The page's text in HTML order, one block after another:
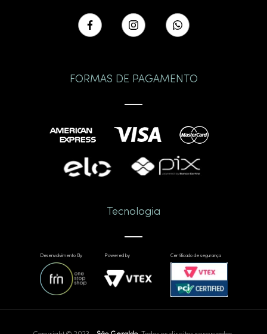
FORMAS DE PAGAMENTO
Tecnologia
Desenvolvimento By Powered by Certificado de segurança